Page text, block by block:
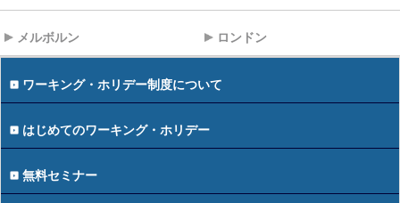
メルボルン ロンドン
ワーキング・ホリデー制度について
はじめてのワーキング・ホリデー
無料セミナー